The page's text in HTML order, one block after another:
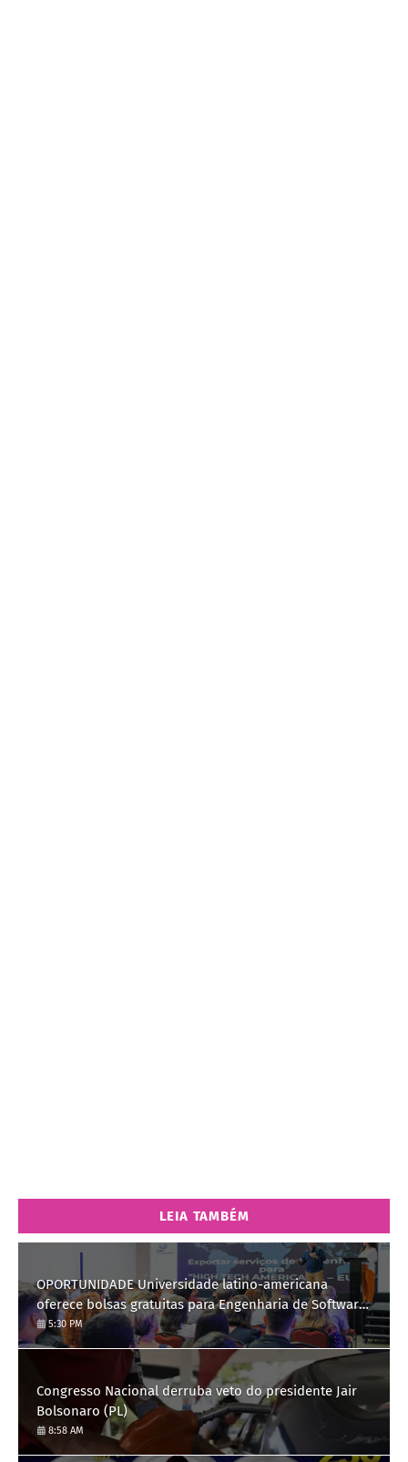
LEIA TAMBÉM
OPORTUNIDADE Universidade latino-americana
oferece bolsas gratuitas para Engenharia de Software;
saiba como se candidatar
5:30 PM
Congresso Nacional derruba veto do presidente Jair
Bolsonaro (PL)
8:58 AM